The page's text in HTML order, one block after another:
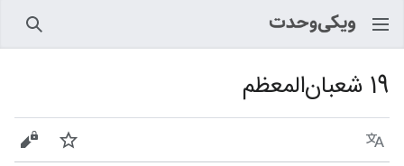
19 شعبان‌المعظم
زبان پیگیری